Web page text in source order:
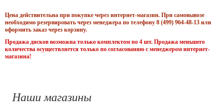
Цена действительна при покупке через интернет-магазин. При самовывозе
необходимо резервировать через менеджера по телефону 8 (499) 964-48-13 или
оформить заказ через корзину.
Продажа дисков возможна только комплектом по 4 шт. Продажа меньшего
количества осуществляется только по согласованию с менеджером интернет-
магазина!
Наши магазины